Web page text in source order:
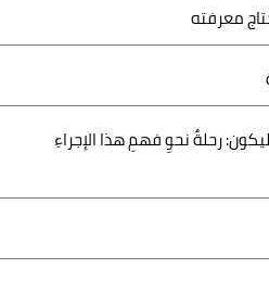
معرفته
رحلةٌ نحوِ فهمِ هذا الإجراءِ